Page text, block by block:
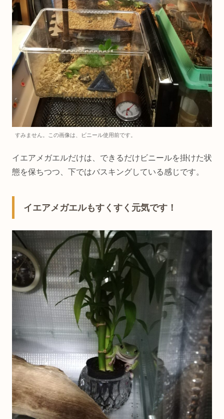
すみません。この画像は、ビニール使用前です。
イエアメガエルだけは、できるだけビニールを掛けた状
態を保ちつつ、下ではバスキングしている感じです。
イエアメガエルもすくすく元気です！